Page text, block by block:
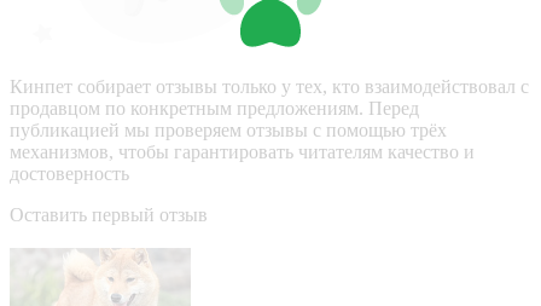
Кинпет собирает отзывы только у тех, кто взаимодействовал с
продавцом по конкретным предложениям. Перед
публикацией мы проверяем отзывы с помощью трёх
механизмов, чтобы гарантировать читателям качество и
достоверность
Оставить первый отзыв